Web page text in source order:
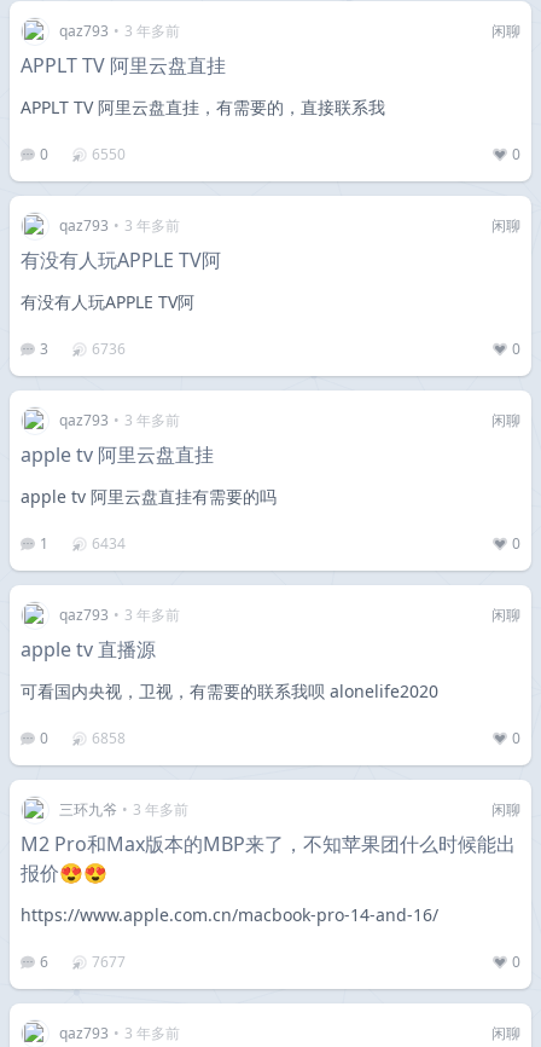
qaz793 • 3 年多前 闲聊
APPLT TV 阿里云盘直挂
APPLT TV 阿里云盘直挂，有需要的，直接联系我
0 6550 0
qaz793 • 3 年多前 闲聊
有没有人玩APPLE TV阿
有没有人玩APPLE TV阿
3 6736 0
qaz793 • 3 年多前 闲聊
apple tv 阿里云盘直挂
apple tv 阿里云盘直挂有需要的吗
1 6434 0
qaz793 • 3 年多前 闲聊
apple tv 直播源
可看国内央视，卫视，有需要的联系我呗 alonelife2020
0 6858 0
三环九爷 • 3 年多前 闲聊
M2 Pro和Max版本的MBP来了，不知苹果团什么时候能出
报价😍😍
https://www.apple.com.cn/macbook-pro-14-and-16/
6 7677 0
qaz793 • 3 年多前 闲聊